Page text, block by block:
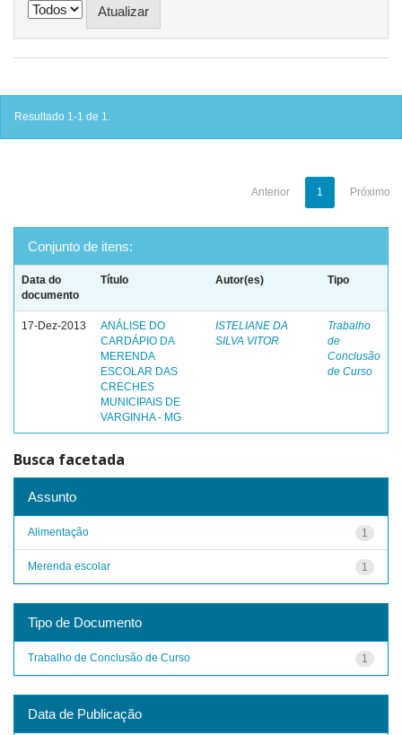
Resultado 1-1 de 1.
Anterior 1 Próximo
Conjunto de itens:
Data do
documento
Título Autor(es) Tipo
17-Dez-2013
ANÁLISE DO
CARDÁPIO DA
MERENDA
ESCOLAR DAS
CRECHES
MUNICIPAIS DE
VARGINHA - MG
ISTELIANE DA
SILVA VITOR
Trabalho
de
Conclusão
de Curso
Busca facetada
Assunto
1
Alimentação
1
Merenda escolar
Tipo de Documento
1
Trabalho de Conclusão de Curso
Data de Publicação